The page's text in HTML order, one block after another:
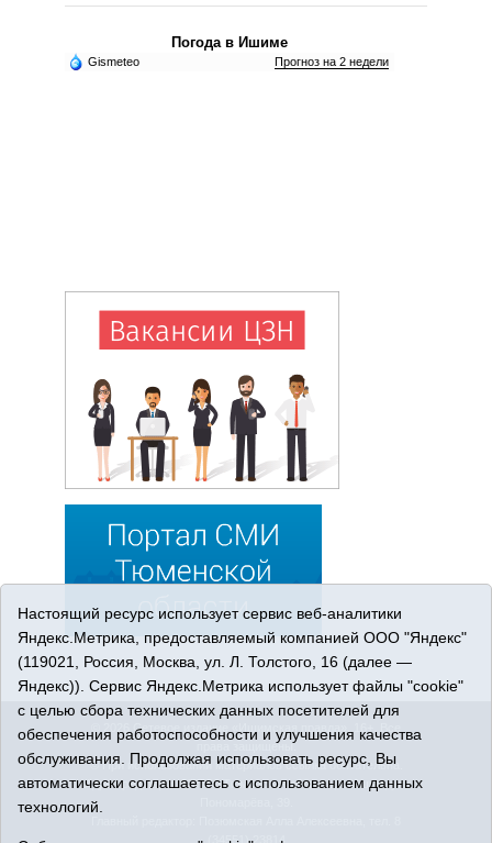
Погода в Ишиме
Gismeteo Прогноз на 2 недели
© 2026 Сетевое издание «Ишимская правда». 16+. Все
права защищены.
© При использовании материалов ссылка обязательна.
Адрес редакции: 627750 Тюменская область, г. Ишим, ул.
(34551) 23814
Настоящий ресурс использует сервис веб-аналитики
Яндекс.Метрика, предоставляемый компанией ООО "Яндекс"
(119021, Россия, Москва, ул. Л. Толстого, 16 (далее —
Яндекс)). Сервис Яндекс.Метрика использует файлы "cookie"
с целью сбора технических данных посетителей для
обеспечения работоспособности и улучшения качества
обслуживания. Продолжая использовать ресурс, Вы
автоматически соглашаетесь с использованием данных
технологий.